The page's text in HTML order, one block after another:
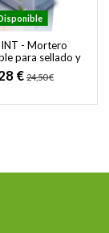
- Mortero
para sellado y
de juntas en
€ 24,50 €